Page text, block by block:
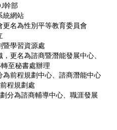
幹部
統網站
名為性別平等教育委員會
暨學習資源處
更名為諮商暨潛能發展中心、
至秘書處辦理
前程規劃中心、諮商潛能中心
程規劃處
分為諮商輔導中心、職涯發展